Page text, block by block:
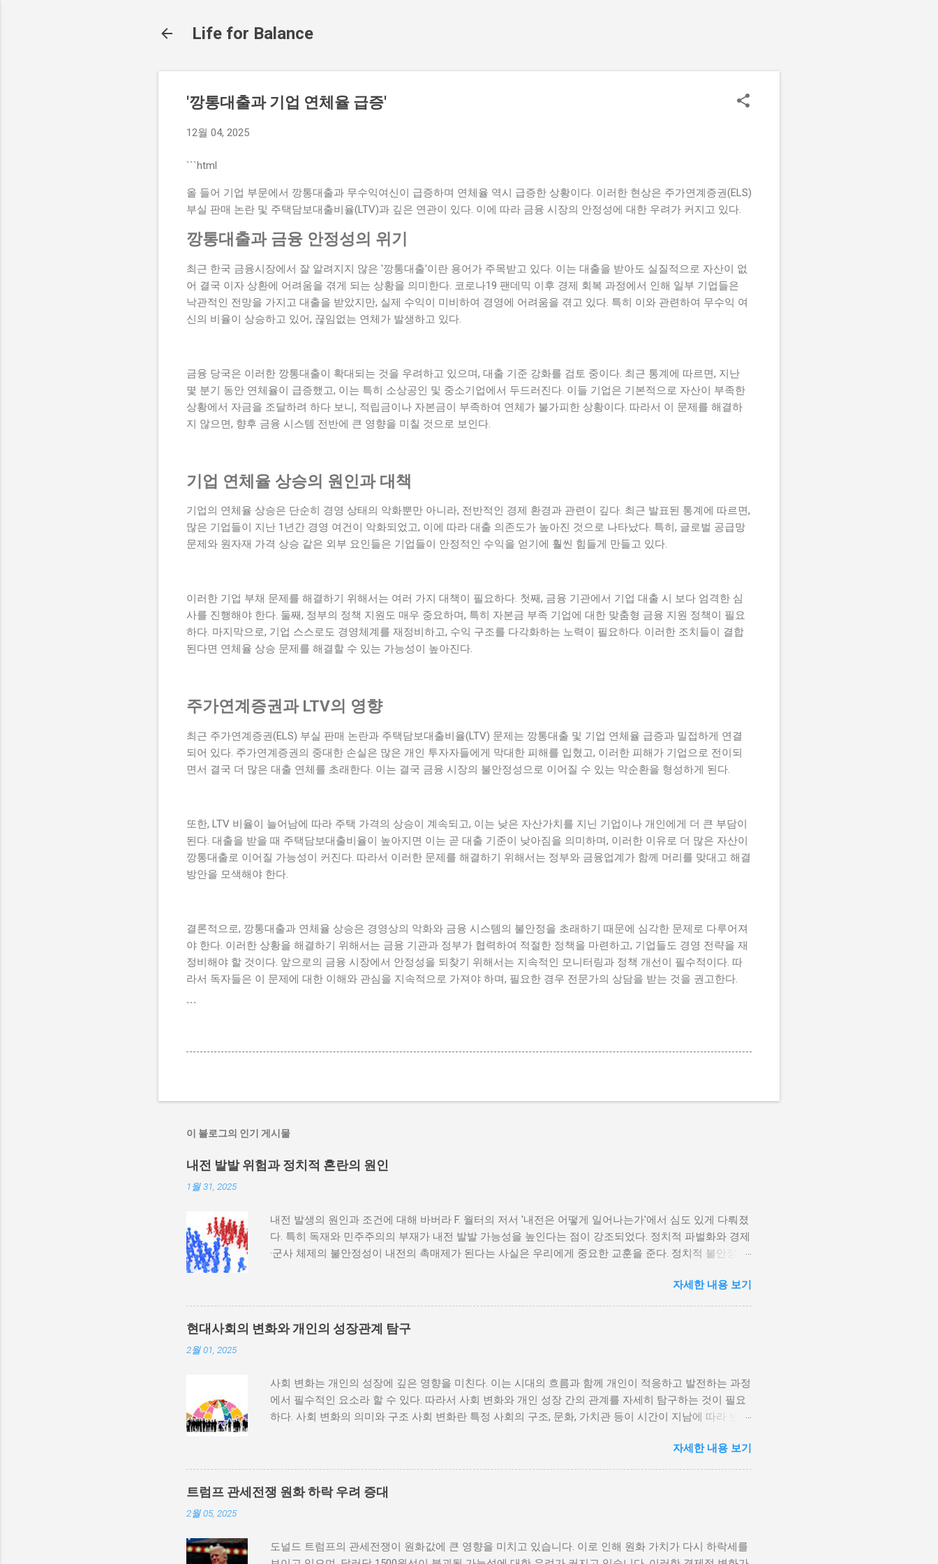
Life for Balance
'깡통대출과 기업 연체율 급증'
12월 04, 2025
```html
올 들어 기업 부문에서 깡통대출과 무수익여신이 급증하며 연체율 역시 급증한 상황이다. 이러한 현상은 주가연계증권(ELS)
부실 판매 논란 및 주택담보대출비율(LTV)과 깊은 연관이 있다. 이에 따라 금융 시장의 안정성에 대한 우려가 커지고 있다.
깡통대출과 금융 안정성의 위기
최근 한국 금융시장에서 잘 알려지지 않은 '깡통대출'이란 용어가 주목받고 있다. 이는 대출을 받아도 실질적으로 자산이 없
어 결국 이자 상환에 어려움을 겪게 되는 상황을 의미한다. 코로나19 팬데믹 이후 경제 회복 과정에서 인해 일부 기업들은
낙관적인 전망을 가지고 대출을 받았지만, 실제 수익이 미비하여 경영에 어려움을 겪고 있다. 특히 이와 관련하여 무수익 여
신의 비율이 상승하고 있어, 끊임없는 연체가 발생하고 있다.
금융 당국은 이러한 깡통대출이 확대되는 것을 우려하고 있으며, 대출 기준 강화를 검토 중이다. 최근 통계에 따르면, 지난
몇 분기 동안 연체율이 급증했고, 이는 특히 소상공인 및 중소기업에서 두드러진다. 이들 기업은 기본적으로 자산이 부족한
상황에서 자금을 조달하려 하다 보니, 적립금이나 자본금이 부족하여 연체가 불가피한 상황이다. 따라서 이 문제를 해결하
지 않으면, 향후 금융 시스템 전반에 큰 영향을 미칠 것으로 보인다.
기업 연체율 상승의 원인과 대책
기업의 연체율 상승은 단순히 경영 상태의 악화뿐만 아니라, 전반적인 경제 환경과 관련이 깊다. 최근 발표된 통계에 따르면,
많은 기업들이 지난 1년간 경영 여건이 악화되었고, 이에 따라 대출 의존도가 높아진 것으로 나타났다. 특히, 글로벌 공급망
문제와 원자재 가격 상승 같은 외부 요인들은 기업들이 안정적인 수익을 얻기에 훨씬 힘들게 만들고 있다.
이러한 기업 부채 문제를 해결하기 위해서는 여러 가지 대책이 필요하다. 첫째, 금융 기관에서 기업 대출 시 보다 엄격한 심
사를 진행해야 한다. 둘째, 정부의 정책 지원도 매우 중요하며, 특히 자본금 부족 기업에 대한 맞춤형 금융 지원 정책이 필요
하다. 마지막으로, 기업 스스로도 경영체계를 재정비하고, 수익 구조를 다각화하는 노력이 필요하다. 이러한 조치들이 결합
된다면 연체율 상승 문제를 해결할 수 있는 가능성이 높아진다.
주가연계증권과 LTV의 영향
최근 주가연계증권(ELS) 부실 판매 논란과 주택담보대출비율(LTV) 문제는 깡통대출 및 기업 연체율 급증과 밀접하게 연결
되어 있다. 주가연계증권의 중대한 손실은 많은 개인 투자자들에게 막대한 피해를 입혔고, 이러한 피해가 기업으로 전이되
면서 결국 더 많은 대출 연체를 초래한다. 이는 결국 금융 시장의 불안정성으로 이어질 수 있는 악순환을 형성하게 된다.
또한, LTV 비율이 늘어남에 따라 주택 가격의 상승이 계속되고, 이는 낮은 자산가치를 지닌 기업이나 개인에게 더 큰 부담이
된다. 대출을 받을 때 주택담보대출비율이 높아지면 이는 곧 대출 기준이 낮아짐을 의미하며, 이러한 이유로 더 많은 자산이
깡통대출로 이어질 가능성이 커진다. 따라서 이러한 문제를 해결하기 위해서는 정부와 금융업계가 함께 머리를 맞대고 해결
방안을 모색해야 한다.
결론적으로, 깡통대출과 연체율 상승은 경영상의 악화와 금융 시스템의 불안정을 초래하기 때문에 심각한 문제로 다루어져
야 한다. 이러한 상황을 해결하기 위해서는 금융 기관과 정부가 협력하여 적절한 정책을 마련하고, 기업들도 경영 전략을 재
정비해야 할 것이다. 앞으로의 금융 시장에서 안정성을 되찾기 위해서는 지속적인 모니터링과 정책 개선이 필수적이다. 따
라서 독자들은 이 문제에 대한 이해와 관심을 지속적으로 가져야 하며, 필요한 경우 전문가의 상담을 받는 것을 권고한다.
```
이 블로그의 인기 게시물
내전 발발 위험과 정치적 혼란의 원인
1월 31, 2025
내전 발생의 원인과 조건에 대해 바버라 F. 월터의 저서 '내전은 어떻게 일어나는가'에서 심도 있게 다뤄졌
다. 특히 독재와 민주주의의 부재가 내전 발발 가능성을 높인다는 점이 강조되었다. 정치적 파벌화와 경제
·군사 체제의 불안정성이 내전의 촉매제가 된다는 사실은 우리에게 중요한 교훈을 준다. 정치적 불안정성
하지 않거나 독재 정권이 유지되는 상황에서는 정치적 갈등이 심화되고, 이로 인해 내전의 위험이 증가한
다. 이와 같은 경우, 국민들은 정부에 대한 불만을 느끼고, 체제 전복을 위해 무장 세력에 참여하거나 반정
부 활동을 시작할 수 있다. 역사적으로도 정치적 불안정성이 높은 국가에서는 종종 내전이 발발했던 예가
많다. 이러한 비극적인 상황을 방지하기 위해서는 먼저 정치 체제를 안정시키고, 시민들의 목소리가 공정
속에서 고통받게 되면, 사회적 불만이 쌓이기 마련이다. 이와 같은 경제적 상황은 종종 특정 집단의 정치
적 세력화를 야기하며, 이를 통해 정부에 대한 반발이 촉발된다. 성장은 불균형하게 이루어지고, 실업률은
상승하며, 사회적 불안이 증대할 경우 시민들은 무장 봉기와 같은 극단적 선택을 고려하게 된다. 경제적
를 모든 사람에게 균등하게 제공하면, 내전 발발 가능성을 크게 낮출 수 있다. 군사적 갈등과 내전의 불씨
군사적 갈등은 내전의 불씨가 되기도 한다. 무장세력 간의 갈등이 심화되거나 외부 세력이 개입하게 되면
내전이 더욱 심각해질 수 있다. 무장세력은 각각의 이념이나 이해관계에 따라 성격이 다르지만, 이들은 종
자세한 내용 보기
현대사회의 변화와 개인의 성장관계 탐구
2월 01, 2025
사회 변화는 개인의 성장에 깊은 영향을 미친다. 이는 시대의 흐름과 함께 개인이 적응하고 발전하는 과정
에서 필수적인 요소라 할 수 있다. 따라서 사회 변화와 개인 성장 간의 관계를 자세히 탐구하는 것이 필요
하다. 사회 변화의 의미와 구조 사회 변화란 특정 사회의 구조, 문화, 가치관 등이 시간이 지남에 따라 변화
변동, 기술의 발전 등이 독립적으로 또는 상호작용하여 이루어진다. 예를 들어, 산업 혁명은 사람들이 일
하는 방식과 생활 방식을 완전히 변화시켰다. 이에 따라 개인의 역할과 목표 또한 변화할 수밖에 없었다.
사회 변화는 개인의 성장을 위한 새로운 기회를 창출한다. 예를 들어, 정보통신기술의 발전으로 인해 원거
리에서의 협업이 가능해지면서, 개인들은 지역적인 제약에서 벗어나 국제적인 시장에서도 활발히 활동할
다. 변화에 대한 적응력이 부족한 개인은 불안감과 스트레스를 느낄 수 있으며, 이에 따라 성장의 기회를
자세한 내용 보기
트럼프 관세전쟁 원화 하락 우려 증대
2월 05, 2025
도널드 트럼프의 관세전쟁이 원화값에 큰 영향을 미치고 있습니다. 이로 인해 원화 가치가 다시 하락세를